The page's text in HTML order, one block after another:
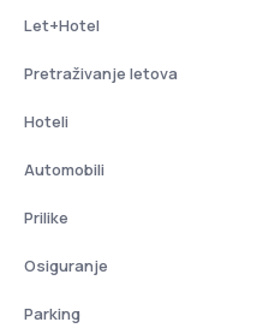
Let+Hotel
Pretraživanje letova
Hoteli
Automobili
Prilike
Osiguranje
Parking